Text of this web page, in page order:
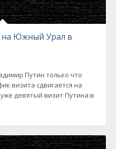
на Южный Урал в
Путин только что
визита сдвигается на
девятый визит Путина в